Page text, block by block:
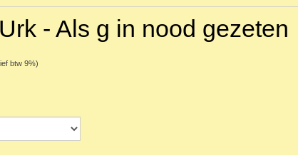
- Als g in nood gezeten
btw 9%)